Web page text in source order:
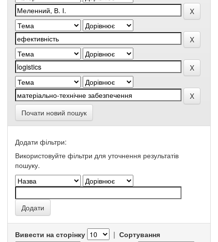
Почати новий пошук
Додати фільтри:
Використовуйте фільтри для уточнення результатів
пошуку.
Вивести на сторінку | Сортування